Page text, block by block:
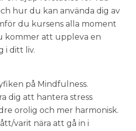
hur du kan använda dig av
du kursens alla moment
kommer att uppleva en
i ditt liv.
på Mindfulness.
dig att hantera stress
orolig och mer harmonisk.
varit nära att gå in i